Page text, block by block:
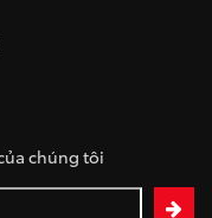
chúng tôi